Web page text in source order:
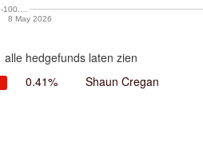
8 May 2026
-100.…
alle hedgefunds laten zien
0.41%
Shaun Cregan